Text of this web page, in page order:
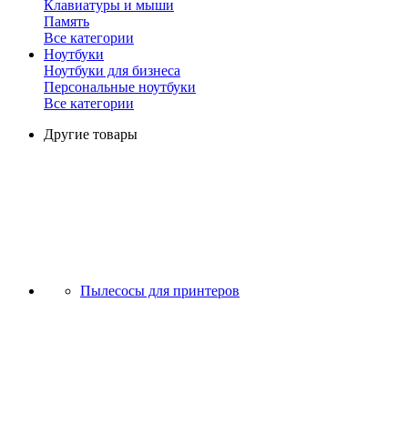
Клавиатуры и мыши
Память
Все категории
Ноутбуки
Ноутбуки для бизнеса
Персональные ноутбуки
Все категории
Другие товары
Пылесосы для принтеров